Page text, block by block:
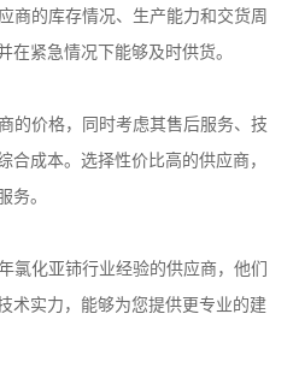
商的库存情况、生产能力和交货周
在紧急情况下能够及时供货。
的价格，同时考虑其售后服务、技
合成本。选择性价比高的供应商，
务。
氯化亚铈行业经验的供应商，他们
术实力，能够为您提供更专业的建